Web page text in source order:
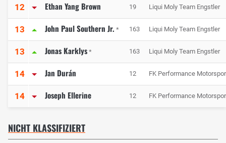
12 Ethan Yang Brown 19 Liqui Moly Team Engstler
13 John Paul Southern Jr. * 163 Liqui Moly Team Engstler
13 Jonas Karklys * 163 Liqui Moly Team Engstler
14 Jan Durán 12 FK Performance
14 Joseph Ellerine 12 FK Performance
NICHT KLASSIFIZIERT